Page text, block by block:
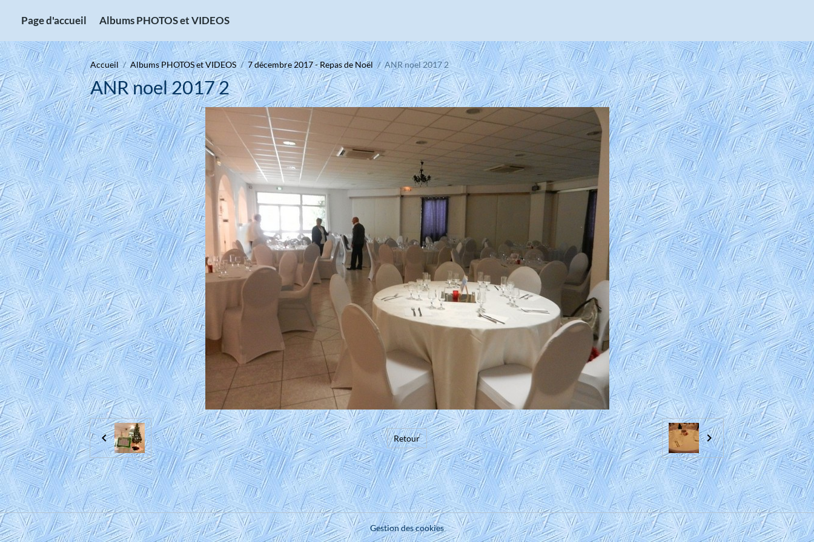
Page d'accueil Albums PHOTOS et VIDEOS
Accueil Albums PHOTOS et VIDEOS 7 décembre 2017 - Repas de Noël ANR noel 2017 2
ANR noel 2017 2
Retour
Gestion des cookies